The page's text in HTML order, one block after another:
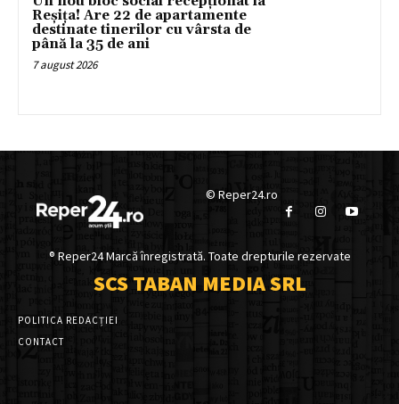
Reșița! Are 22 de apartamente
destinate tinerilor cu vârsta de
până la 35 de ani
7 august 2026
© Reper24.ro
® Reper24 Marcă înregistrată. Toate drepturile rezervate
SCS TABAN MEDIA SRL
POLITICA REDACȚIEI
CONTACT